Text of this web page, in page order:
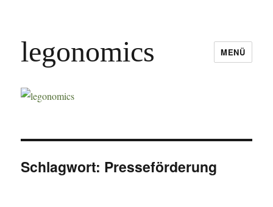
legonomics MENÜ
Schlagwort: Presseförderung